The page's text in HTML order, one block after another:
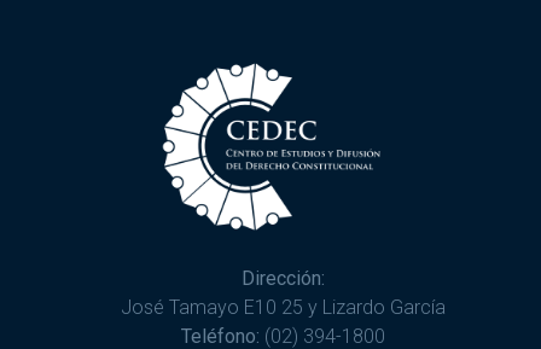
Dirección:
José Tamayo E10 25 y Lizardo García
Teléfono: (02) 394-1800